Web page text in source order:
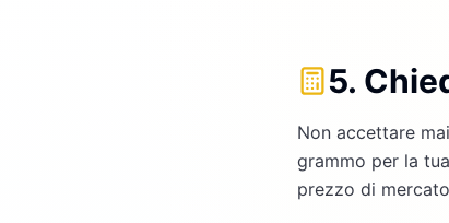
5.
Non accettare
grammo per la
prezzo di